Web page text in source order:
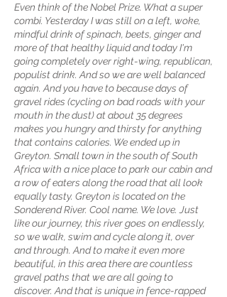
Even think of the Nobel Prize. What a super
combi. Yesterday I was still on a left, woke,
mindful drink of spinach, beets, ginger and
more of that healthy liquid and today I'm
going completely over right-wing, republican,
populist drink. And so we are well balanced
again. And you have to because days of
gravel rides (cycling on bad roads with your
mouth in the dust) at about 35 degrees
makes you hungry and thirsty for anything
that contains calories. We ended up in
Greyton. Small town in the south of South
Africa with a nice place to park our cabin and
a row of eaters along the road that all look
equally tasty. Greyton is located on the
Sonderend River. Cool name. We love. Just
like our journey, this river goes on endlessly,
so we walk, swim and cycle along it, over
and through. And to make it even more
beautiful, in this area there are countless
gravel paths that we are all going to
discover. And that is unique in fence-rapped